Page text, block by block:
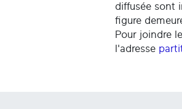
diffusée sont
figure
Pour joindre
l'adresse